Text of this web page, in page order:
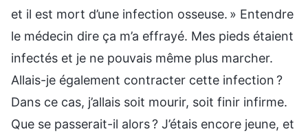
et il est mort d’une infection osseuse. » Entendre
le médecin dire ça m’a effrayé. Mes pieds étaient
infectés et je ne pouvais même plus marcher.
Allais-je également contracter cette infection ?
Dans ce cas, j’allais soit mourir, soit finir infirme.
Que se passerait-il alors ? J’étais encore jeune, et